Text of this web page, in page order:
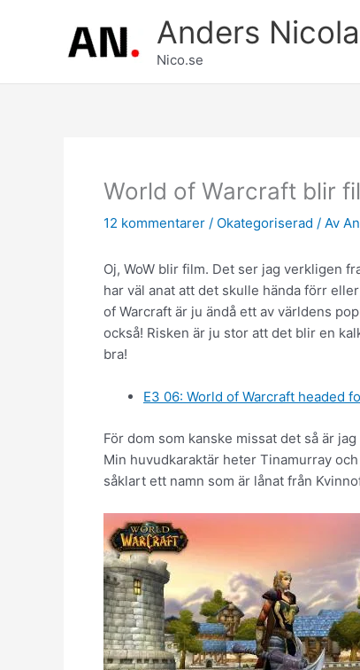
Anders
Nico.se
World of Warcraft blir
12 kommentarer / Okategoriserad / Av
Oj, WoW blir film. Det ser jag verkligen
har väl anat att det skulle hända förr
of Warcraft är ju ändå ett av världens
också! Risken är ju stor att det blir en
bra!
E3 06: World of Warcraft headed
För dom som kanske missat det så är
Min huvudkaraktär heter Tinamurray
såklart ett namn som är lånat från